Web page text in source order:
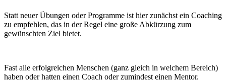
Statt neuer Übungen oder Programme ist hier zunächst ein Coaching
zu empfehlen, das in der Regel eine große Abkürzung zum
gewünschten Ziel bietet.
Fast alle erfolgreichen Menschen (ganz gleich in welchem Bereich)
haben oder hatten einen Coach oder zumindest einen Mentor.